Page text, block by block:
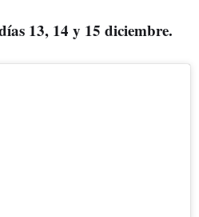
13, 14 y 15 diciembre.